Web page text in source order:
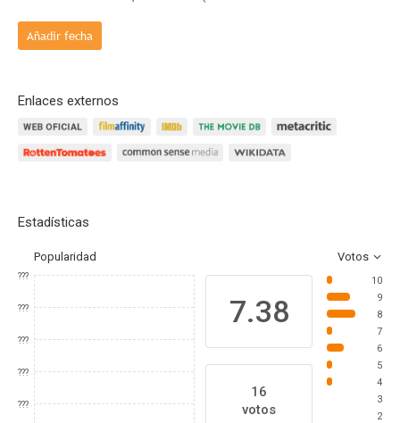
Añadir fecha
Enlaces externos
Estadísticas
Popularidad Votos
???
???
???
???
???
7.38
16
votos
10
9
8
7
6
5
4
3
2